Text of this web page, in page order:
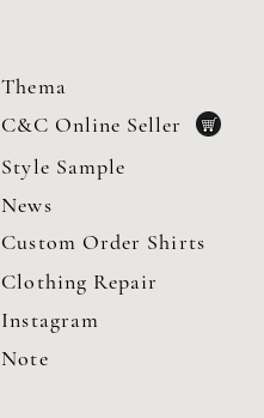
Thema
C&C Online Seller
Style Sample
News
Custom Order Shirts
Clothing Repair
Instagram
Note